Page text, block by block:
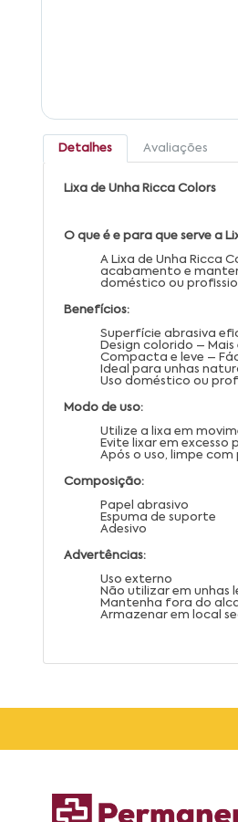
Detalhes Avaliações
Lixa de Unha Ricca Colors
O que é e para que serve a
A Lixa de Unha Ricca
acabamento e
doméstico ou
Benefícios:
Superfície abrasiva
Design colorido –
Compacta e leve –
Ideal para unhas
Uso doméstico ou
Modo de uso:
Utilize a lixa em
Evite lixar em excesso
Após o uso, limpe
Composição:
Papel abrasivo
Espuma de suporte
Adesivo
Advertências:
Uso externo
Não utilizar em unhas
Mantenha fora do
Armazenar em local